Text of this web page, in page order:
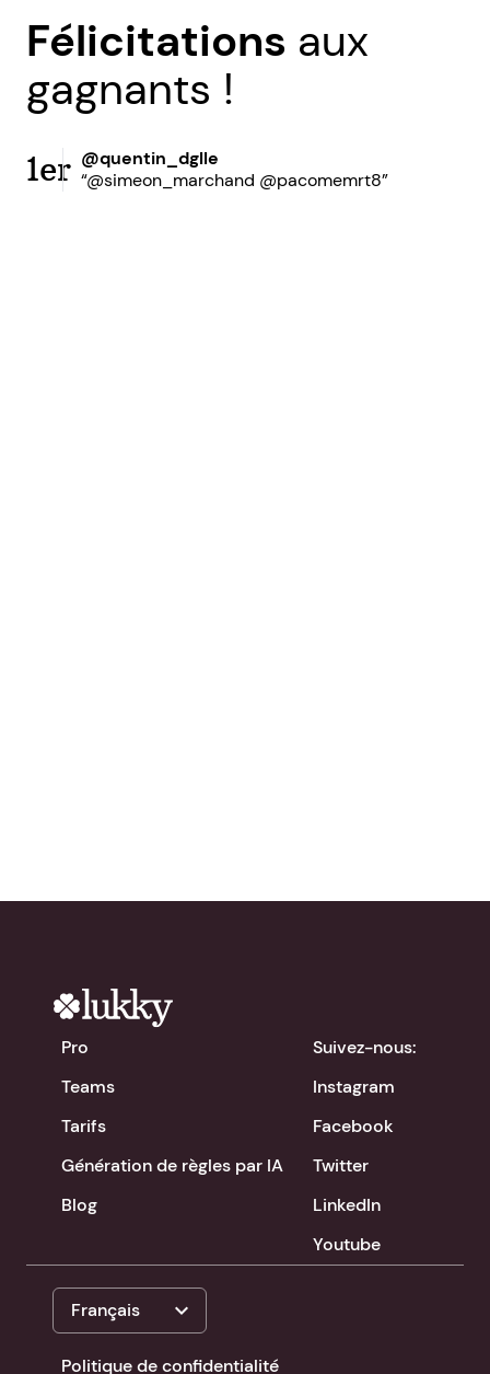
Félicitations aux
gagnants !
1er @quentin_dglle
“@simeon_marchand @pacomemrt8”
Pro
Teams
Tarifs
Génération de règles par IA
Blog
Suivez-nous:
Instagram
Facebook
Twitter
LinkedIn
Youtube
Français expand_more
Politique de confidentialité